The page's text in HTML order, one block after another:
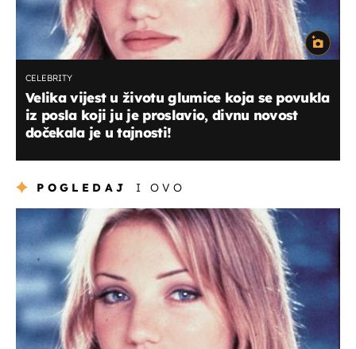
CELEBRITY
Velika vijest u životu glumice koja se povukla
iz posla koji ju je proslavio, divnu novost
dočekala je u tajnosti!
POGLEDAJ I OVO